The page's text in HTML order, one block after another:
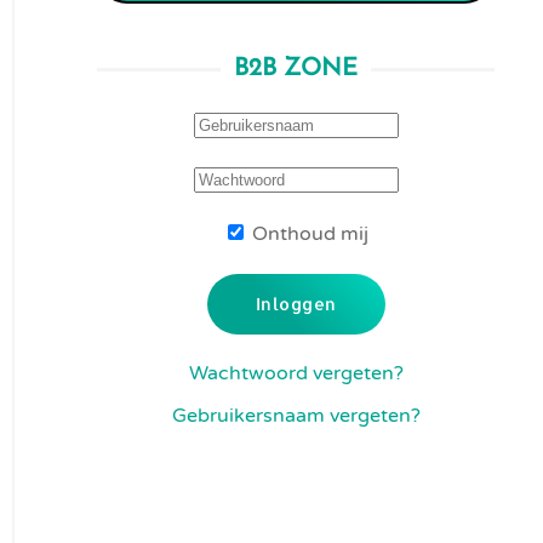
B2B ZONE
Onthoud mij
Inloggen
Wachtwoord vergeten?
Gebruikersnaam vergeten?